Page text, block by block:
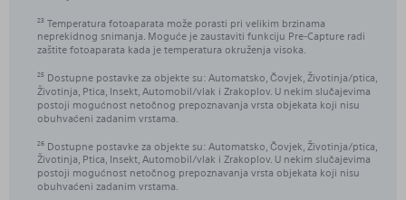
23 Temperatura fotoaparata može porasti pri velikim brzinama
neprekidnog snimanja. Moguće je zaustaviti funkciju Pre-Capture radi
zaštite fotoaparata kada je temperatura okruženja visoka.
25 Dostupne postavke za objekte su: Automatsko, Čovjek, Životinja/ptica,
Životinja, Ptica, Insekt, Automobil/vlak i Zrakoplov. U nekim slučajevima
postoji mogućnost netočnog prepoznavanja vrsta objekata koji nisu
obuhvaćeni zadanim vrstama.
26 Dostupne postavke za objekte su: Automatsko, Čovjek, Životinja/ptica,
Životinja, Ptica, Insekt, Automobil/vlak i Zrakoplov. U nekim slučajevima
postoji mogućnost netočnog prepoznavanja vrsta objekata koji nisu
obuhvaćeni zadanim vrstama.